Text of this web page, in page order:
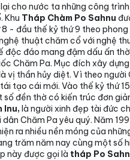
cho nước ta những công
Khu Tháp Chàm Po Sahnu
- đầu thế kỷ thứ 9 theo
thuật chăm cổ với nghệ
độc đáo mang đậm dấu ấn
Chăm Pa. Mục đích xây
vị thần hủy diệt. Vì theo người
tạo cái mới. Vào thế kỷ thứ
số đền thờ có kiến trúc đơn
Inu, là người xinh đẹp tài đức
Chăm Pa yêu quý. Năm
ra nhiều nền móng của
trăm năm nay cùng một số
này được gọi là tháp Po